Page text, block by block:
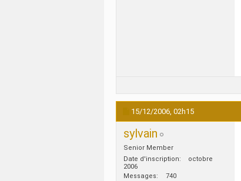
15/12/2006, 02h15
sylvain
Senior Member
Date d'inscription
octobre
2006
Messages
740